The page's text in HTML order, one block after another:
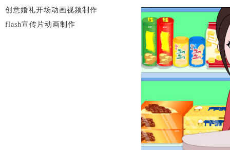
创意婚礼开场动画视频制作
flash宣传片动画制作